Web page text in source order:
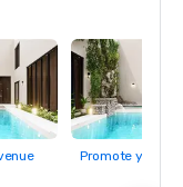
Promote your